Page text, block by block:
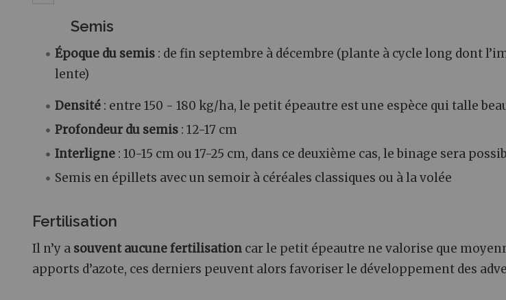
Semis
Époque du semis : de fin septembre à décembre (plante à cycle long dont
lente)
Densité : entre 150 - 180 kg/ha, le petit épeautre est une espèce qui talle
Profondeur du semis : 12-17 cm
Interligne : 10-15 cm ou 17-25 cm, dans ce deuxième cas, le binage sera
Semis en épillets avec un semoir à céréales classiques ou à la volée
Fertilisation
Il n’y a souvent aucune fertilisation car le petit épeautre ne valorise que
apports d’azote, ces derniers peuvent alors favoriser le développement des